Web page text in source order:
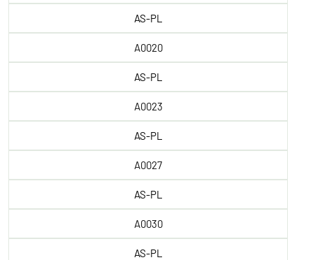
AS-PL
A0020
AS-PL
A0023
AS-PL
A0027
AS-PL
A0030
AS-PL